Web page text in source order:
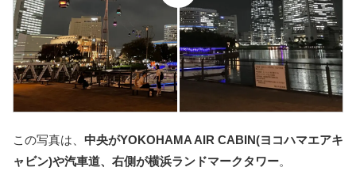
この写真は、 中央がYOKOHAMA AIR CABIN(ヨコハマエアキ
ャビン)や汽車道、右側が横浜ランドマークタワー。